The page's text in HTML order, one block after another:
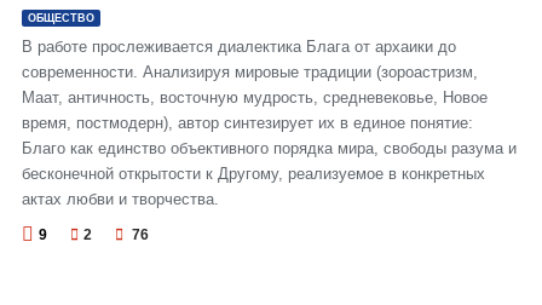
ОБЩЕСТВО
В работе прослеживается диалектика Блага от архаики до
современности. Анализируя мировые традиции (зороастризм,
Маат, античность, восточную мудрость, средневековье, Новое
время, постмодерн), автор синтезирует их в единое понятие:
Благо как единство объективного порядка мира, свободы разума и
бесконечной открытости к Другому, реализуемое в конкретных
актах любви и творчества.
9 2 76